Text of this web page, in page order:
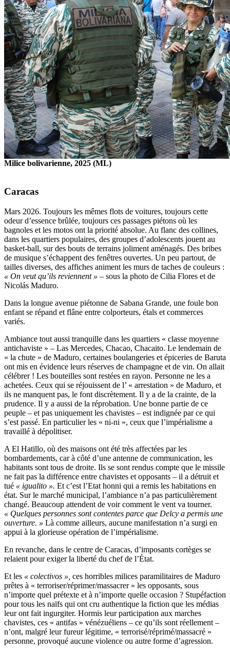
Milice bolivarienne, 2025 (ML)
Caracas
Mars 2026. Toujours les mêmes flots de voitures, toujours cette
odeur d’essence brûlée, toujours ces passages piétons où les
bagnoles et les motos ont la priorité absolue. Au flanc des collines,
dans les quartiers populaires, des groupes d’adolescents jouent au
basket-ball, sur des bouts de terrains joliment aménagés. Des bribes
de musique s’échappent des fenêtres ouvertes. Un peu partout, de
tailles diverses, des affiches animent les murs de taches de couleurs :
« On veut qu’ils reviennent » – sous la photo de Cilia Flores et de
Nicolás Maduro.
Dans la longue avenue piétonne de Sabana Grande, une foule bon
enfant se répand et flâne entre colporteurs, étals et commerces
variés.
Ambiance tout aussi tranquille dans les quartiers « classe moyenne
antichaviste » – Las Mercedes, Chacao, Chacaito. Le lendemain de
« la chute » de Maduro, certaines boulangeries et épiceries de Baruta
ont mis en évidence leurs réserves de champagne et de vin. On allait
célébrer ! Les bouteilles sont restées en rayon. Personne ne les a
achetées. Ceux qui se réjouissent de l’ « arrestation » de Maduro, et
ils ne manquent pas, le font discrètement. Il y a de la crainte, de la
prudence. Il y a aussi de la réprobation. Une bonne partie de ce
peuple – et pas uniquement les chavistes – est indignée par ce qui
s’est passé. En particulier les « ni-ni », ceux que l’impérialisme a
travaillé à dépolitiser.
A El Hatillo, où des maisons ont été très affectées par les
bombardements, car à côté d’une antenne de communication, les
habitants sont tous de droite. Ils se sont rendus compte que le missile
ne fait pas la différence entre chavistes et opposants – il a détruit et
tué « igualito ». Et c’est l’Etat honni qui a remis les habitations en
état. Sur le marché municipal, l’ambiance n’a pas particulièrement
changé. Beaucoup attendent de voir comment le vent va tourner.
« Quelques personnes sont contentes parce que Delcy a permis une
ouverture. » Là comme ailleurs, aucune manifestation n’a surgi en
appui à la glorieuse opération de l’impérialisme.
En revanche, dans le centre de Caracas, d’imposants cortèges se
relaient pour exiger la liberté du chef de l’État.
Et les « colectivos », ces horribles milices paramilitaires de Maduro
prêtes à « terroriser/réprimer/massacrer » les opposants, sous
n’importe quel prétexte et à n’importe quelle occasion ? Stupéfaction
pour tous les naïfs qui ont cru authentique la fiction que les médias
leur ont fait ingurgiter. Hormis leur participation aux marches
chavistes, ces « antifas » vénézuéliens – ce qu’ils sont réellement –
n’ont, malgré leur fureur légitime, « terrorisé/réprimé/massacré »
personne, provoqué aucune violence ou autre forme d’agression.